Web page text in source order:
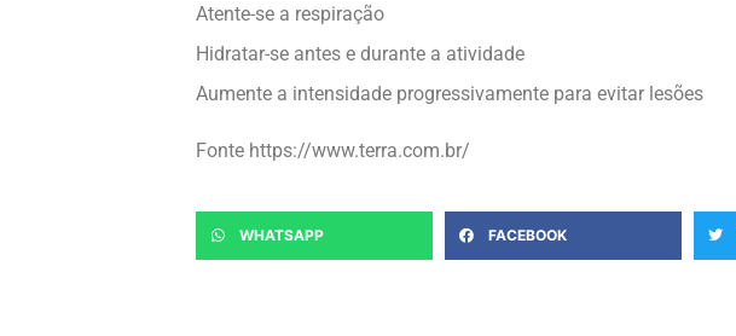
Atente-se a respiração
Hidratar-se antes e durante a atividade
Aumente a intensidade progressivamente para evitar lesões
Fonte https://www.terra.com.br/
WHATSAPP FACEBOOK